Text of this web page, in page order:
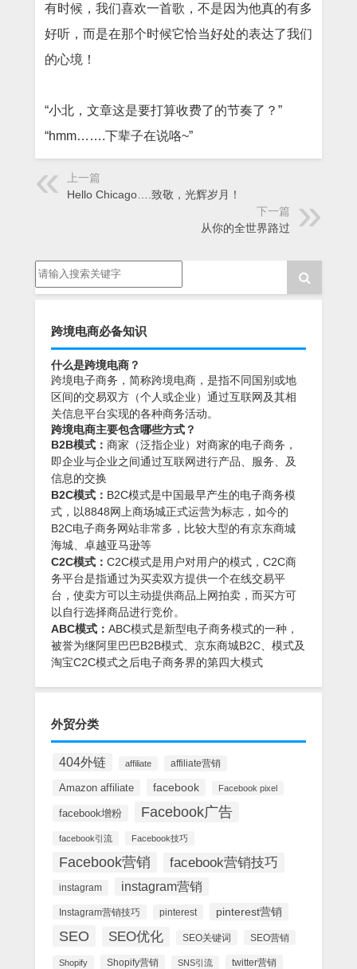
有时候，我们喜欢一首歌，不是因为他真的有多
好听，而是在那个时候它恰当好处的表达了我们
的心境！
“小北，文章这是要打算收费了的节奏了？”
“hmm…….下辈子在说咯~”
上一篇
Hello Chicago….致敬，光辉岁月！
下一篇
从你的全世界路过
跨境电商必备知识
什么是跨境电商？
跨境电子商务，简称跨境电商，是指不同国别或地
区间的交易双方（个人或企业）通过互联网及其相
关信息平台实现的各种商务活动。
跨境电商主要包含哪些方式？
B2B模式： 商家（泛指企业）对商家的电子商务，
即企业与企业之间通过互联网进行产品、服务、及
信息的交换
B2C模式： B2C模式是中国最早产生的电子商务模
式，以8848网上商场城正式运营为标志，如今的
B2C电子商务网站非常多，比较大型的有京东商城
海城、卓越亚马逊等
C2C模式： C2C模式是用户对用户的模式，C2C商
务平台是指通过为买卖双方提供一个在线交易平
台，使卖方可以主动提供商品上网拍卖，而买方可
以自行选择商品进行竞价。
ABC模式： ABC模式是新型电子商务模式的一种，
被誉为继阿里巴巴B2B模式、京东商城B2C、模式及
淘宝C2C模式之后电子商务界的第四大模式
外贸分类
404外链 affiliate affiliate营销
Amazon affiliate facebook Facebook pixel
facebook增粉 Facebook广告
facebook引流 Facebook技巧
Facebook营销 facebook营销技巧
instagram instagram营销
Instagram营销技巧 pinterest pinterest营销
SEO SEO优化 SEO关键词 SEO营销
Shopify Shopify营销 SNS引流 twitter营销